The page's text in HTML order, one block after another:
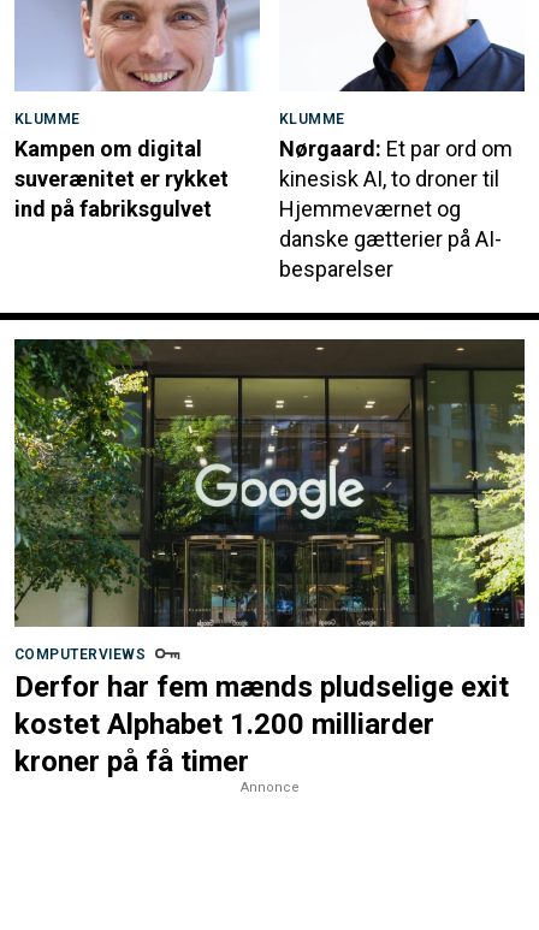
KLUMME
Kampen om digital
suverænitet er rykket
ind på fabriksgulvet
KLUMME
Nørgaard: Et par ord om
kinesisk AI, to droner til
Hjemmeværnet og
danske gætterier på AI-
besparelser
COMPUTERVIEWS
Derfor har fem mænds pludselige exit
kostet Alphabet 1.200 milliarder
kroner på få timer
Annonce